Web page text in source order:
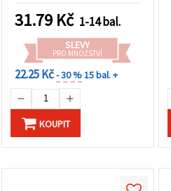
31.79 Kč 1-14 bal.
SLEVY
PRO MNOŽSTVÍ
22.25 Kč- 30 %15 bal. +
KOUPIT